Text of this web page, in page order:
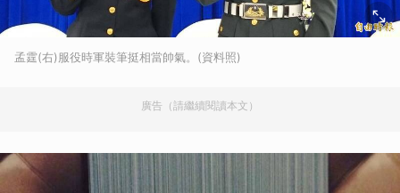
孟霆(右)服役時軍裝筆挺相當帥氣。(資料照)
廣告（請繼續閱讀本文）